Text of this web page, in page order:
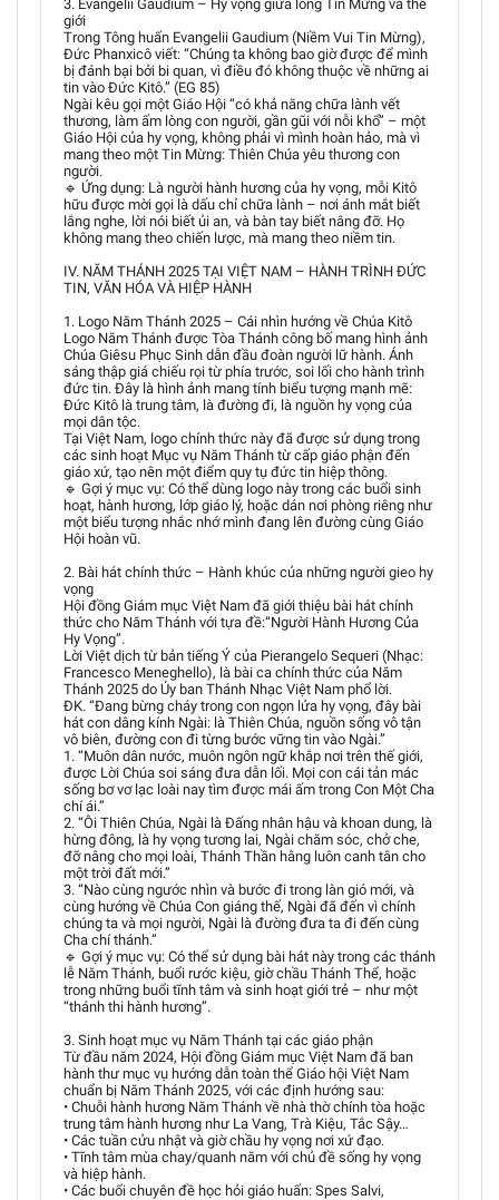
3. Evangelii Gaudium – Hy vọng giữa lòng Tin Mừng và thế
giới
Trong Tông huấn Evangelii Gaudium (Niềm Vui Tin Mừng),
Đức Phanxicô viết: “Chúng ta không bao giờ được để mình
bị đánh bại bởi bi quan, vì điều đó không thuộc về những ai
tin vào Đức Kitô.” (EG 85)
Ngài kêu gọi một Giáo Hội “có khả năng chữa lành vết
thương, làm ấm lòng con người, gần gũi với nỗi khổ” – một
Giáo Hội của hy vọng, không phải vì mình hoàn hảo, mà vì
mang theo một Tin Mừng: Thiên Chúa yêu thương con
người.
🔹 Ứng dụng: Là người hành hương của hy vọng, mỗi Kitô
hữu được mời gọi là dấu chỉ chữa lành – nơi ánh mắt biết
lắng nghe, lời nói biết ủi an, và bàn tay biết nâng đỡ. Họ
không mang theo chiến lược, mà mang theo niềm tin.
IV. NĂM THÁNH 2025 TẠI VIỆT NAM – HÀNH TRÌNH ĐỨC
TIN, VĂN HÓA VÀ HIỆP HÀNH
1. Logo Năm Thánh 2025 – Cái nhìn hướng về Chúa Kitô
Logo Năm Thánh được Tòa Thánh công bố mang hình ảnh
Chúa Giêsu Phục Sinh dẫn đầu đoàn người lữ hành. Ánh
sáng thập giá chiếu rọi từ phía trước, soi lối cho hành trình
đức tin. Đây là hình ảnh mang tính biểu tượng mạnh mẽ:
Đức Kitô là trung tâm, là đường đi, là nguồn hy vọng của
mọi dân tộc.
Tại Việt Nam, logo chính thức này đã được sử dụng trong
các sinh hoạt Mục vụ Năm Thánh từ cấp giáo phận đến
giáo xứ, tạo nên một điểm quy tụ đức tin hiệp thông.
🔹 Gợi ý mục vụ: Có thể dùng logo này trong các buổi sinh
hoạt, hành hương, lớp giáo lý, hoặc dán nơi phòng riêng như
một biểu tượng nhắc nhớ mình đang lên đường cùng Giáo
Hội hoàn vũ.
2. Bài hát chính thức – Hành khúc của những người gieo hy
vọng
Hội đồng Giám mục Việt Nam đã giới thiệu bài hát chính
thức cho Năm Thánh với tựa đề:“Người Hành Hương Của
Hy Vọng”.
Lời Việt dịch từ bản tiếng Ý của Pierangelo Sequeri (Nhạc:
Francesco Meneghello), là bài ca chính thức của Năm
Thánh 2025 do Ủy ban Thánh Nhạc Việt Nam phổ lời.
ĐK. “Đang bừng cháy trong con ngọn lửa hy vọng, đây bài
hát con dâng kính Ngài: là Thiên Chúa, nguồn sống vô tận
vô biên, đường con đi từng bước vững tin vào Ngài.”
1. “Muôn dân nước, muôn ngôn ngữ khắp nơi trên thế giới,
được Lời Chúa soi sáng đưa dẫn lối. Mọi con cái tản mác
sống bơ vơ lạc loài nay tìm được mái ấm trong Con Một Cha
chí ái.”
2. “Ôi Thiên Chúa, Ngài là Đấng nhân hậu và khoan dung, là
hừng đông, là hy vọng tương lai, Ngài chăm sóc, chở che,
đỡ nâng cho mọi loài, Thánh Thần hằng luôn canh tân cho
một trời đất mới.”
3. “Nào cùng ngước nhìn và bước đi trong làn gió mới, và
cùng hướng về Chúa Con giáng thế, Ngài đã đến vì chính
chúng ta và mọi người, Ngài là đường đưa ta đi đến cùng
Cha chí thánh.”
🔹 Gợi ý mục vụ: Có thể sử dụng bài hát này trong các thánh
lễ Năm Thánh, buổi rước kiệu, giờ chầu Thánh Thể, hoặc
trong những buổi tĩnh tâm và sinh hoạt giới trẻ – như một
“thánh thi hành hương”.
3. Sinh hoạt mục vụ Năm Thánh tại các giáo phận
Từ đầu năm 2024, Hội đồng Giám mục Việt Nam đã ban
hành thư mục vụ hướng dẫn toàn thể Giáo hội Việt Nam
chuẩn bị Năm Thánh 2025, với các định hướng sau:
• Chuỗi hành hương Năm Thánh về nhà thờ chính tòa hoặc
trung tâm hành hương như La Vang, Trà Kiệu, Tắc Sậy…
• Các tuần cửu nhật và giờ chầu hy vọng nơi xứ đạo.
• Tĩnh tâm mùa chay/quanh năm với chủ đề sống hy vọng
và hiệp hành.
• Các buổi chuyên đề học hỏi giáo huấn: Spes Salvi,